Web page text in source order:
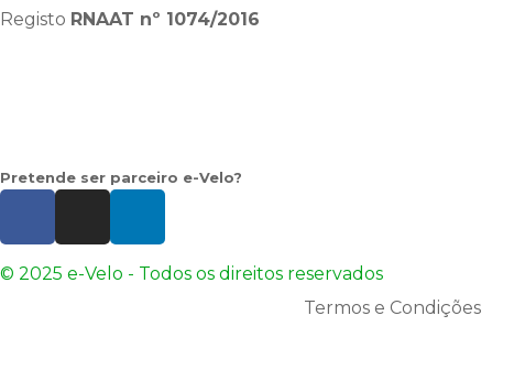
Registo RNAAT nº 1074/2016
Pretende ser parceiro e-Velo?
© 2025 e-Velo - Todos os direitos reservados
Termos e Condições